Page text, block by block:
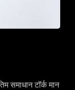
समाधान टॉर्क मान